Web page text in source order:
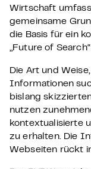
Wirtschaft
gemeinsame
die Basis für ein
„Future of
Die Art und
Informationen
bislang
nutzen
kontextualisierte
zu erhalten. Die
Webseiten rückt